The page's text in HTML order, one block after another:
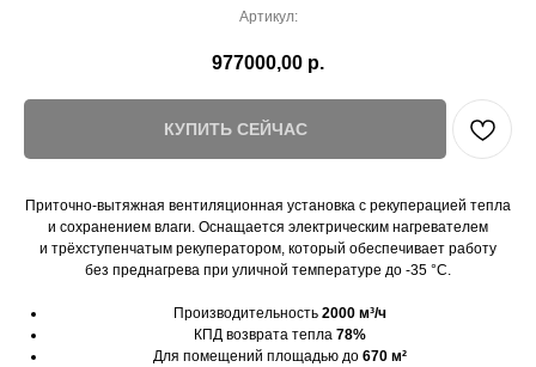
Артикул:
977000,00 р.
КУПИТЬ СЕЙЧАС
Приточно-вытяжная вентиляционная установка с рекуперацией тепла
и сохранением влаги. Оснащается электрическим нагревателем
и трёхступенчатым рекуператором, который обеспечивает работу
без преднагрева при уличной температуре до -35 °C.
Производительность 2000 м³/ч
КПД возврата тепла 78%
Для помещений площадью до 670 м²